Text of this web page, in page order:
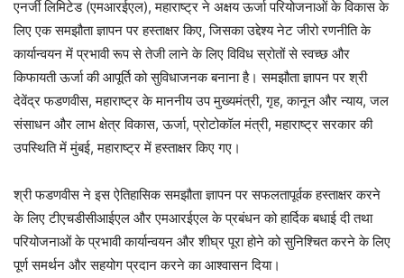
एनर्जी लिमिटेड (एमआरईएल), महाराष्ट्र ने अक्षय ऊर्जा परियोजनाओं के विकास के
लिए एक समझौता ज्ञापन पर हस्ताक्षर किए, जिसका उद्देश्य नेट जीरो रणनीति के
कार्यान्वयन में प्रभावी रूप से तेजी लाने के लिए विविध स्रोतों से स्वच्छ और
किफायती ऊर्जा की आपूर्ति को सुविधाजनक बनाना है। समझौता ज्ञापन पर श्री
देवेंद्र फडणवीस, महाराष्ट्र के माननीय उप मुख्यमंत्री, गृह, कानून और न्याय, जल
संसाधन और लाभ क्षेत्र विकास, ऊर्जा, प्रोटोकॉल मंत्री, महाराष्ट्र सरकार की
उपस्थिति में मुंबई, महाराष्ट्र में हस्ताक्षर किए गए।
श्री फडणवीस ने इस ऐतिहासिक समझौता ज्ञापन पर सफलतापूर्वक हस्ताक्षर करने
के लिए टीएचडीसीआईएल और एमआरईएल के प्रबंधन को हार्दिक बधाई दी तथा
परियोजनाओं के प्रभावी कार्यान्वयन और शीघ्र पूरा होने को सुनिश्चित करने के लिए
पूर्ण समर्थन और सहयोग प्रदान करने का आश्वासन दिया।